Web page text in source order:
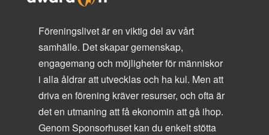
Föreningslivet är en viktig del av vårt
samhälle. Det skapar gemenskap,
engagemang och möjligheter för människor
i alla åldrar att utvecklas och ha kul. Men att
driva en förening kräver resurser, och ofta är
det en utmaning att få ekonomin att gå ihop.
Genom Sponsorhuset kan du enkelt stötta